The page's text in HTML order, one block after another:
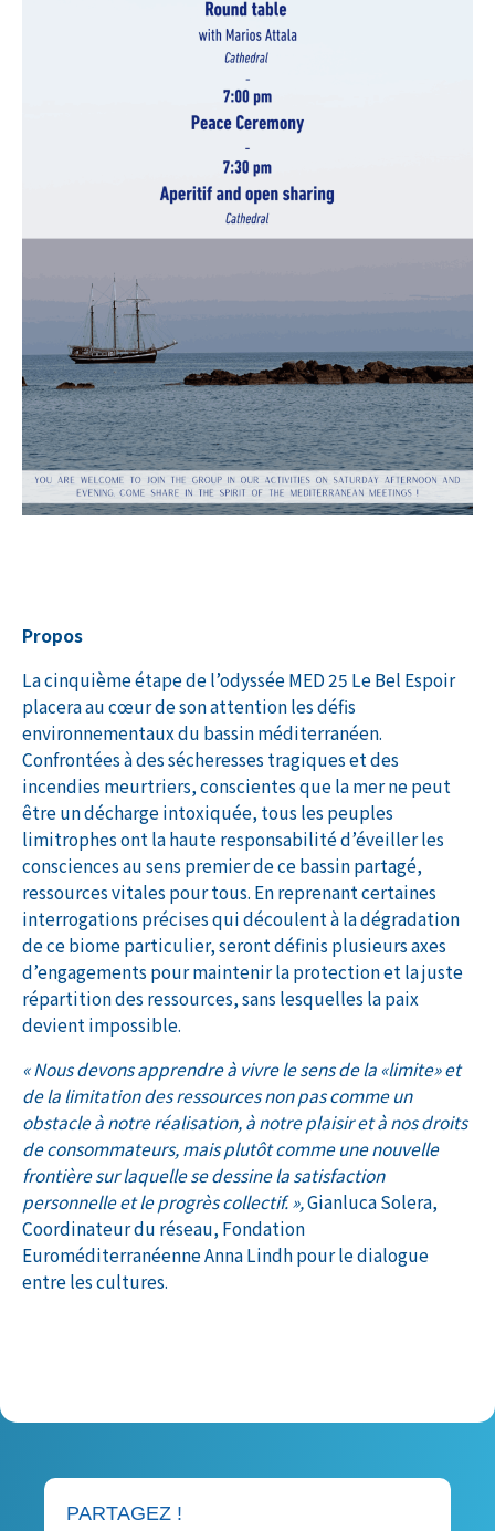
Propos
La cinquième étape de l’odyssée MED 25 Le Bel Espoir
placera au cœur de son attention les défis
environnementaux du bassin méditerranéen.
Confrontées à des sécheresses tragiques et des
incendies meurtriers, conscientes que la mer ne peut
être un décharge intoxiquée, tous les peuples
limitrophes ont la haute responsabilité d’éveiller les
consciences au sens premier de ce bassin partagé,
ressources vitales pour tous. En reprenant certaines
interrogations précises qui découlent à la dégradation
de ce biome particulier, seront définis plusieurs axes
d’engagements pour maintenir la protection et la juste
répartition des ressources, sans lesquelles la paix
devient impossible.
« Nous devons apprendre à vivre le sens de la «limite» et
de la limitation des ressources non pas comme un
obstacle à notre réalisation, à notre plaisir et à nos droits
de consommateurs, mais plutôt comme une nouvelle
frontière sur laquelle se dessine la satisfaction
personnelle et le progrès collectif. »,Gianluca Solera,
Coordinateur du réseau, Fondation
Euroméditerranéenne Anna Lindh pour le dialogue
entre les cultures.
PARTAGEZ !